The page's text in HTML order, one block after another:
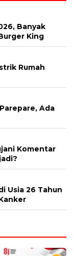
Banyak
King
Rumah
Ada
Komentar
Usia 26 Tahun